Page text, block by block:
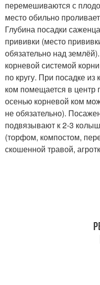
перемешиваются с
место обильно
Глубина посадки
прививки (место
обязательно над
корневой системой
по кругу. При посадке
ком помещается в центр
осенью корневой ком
не обязательно).
подвязывают к 2-3
(торфом, компостом,
скошенной травой,